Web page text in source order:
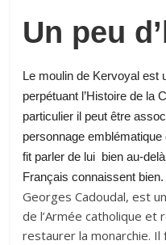
Un peu
Le moulin de Kervoyal est
perpétuant l’Histoire de la
particulier il peut être
personnage emblématique
fit parler de lui bien au-
Français connaissent bien.
Georges Cadoudal, est
de l’Armée catholique et
restaurer la monarchie.